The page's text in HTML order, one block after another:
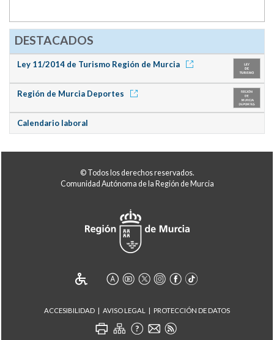
DESTACADOS
Ley 11/2014 de Turismo Región de Murcia
Región de Murcia Deportes
Calendario laboral
© Todos los derechos reservados.
Comunidad Autónoma de la Región de Murcia
ACCESIBILIDAD AVISO LEGAL PROTECCIÓN DE DATOS